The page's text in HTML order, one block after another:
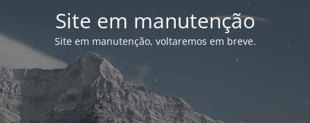
Site em manutenção
Site em manutenção, voltaremos em breve.